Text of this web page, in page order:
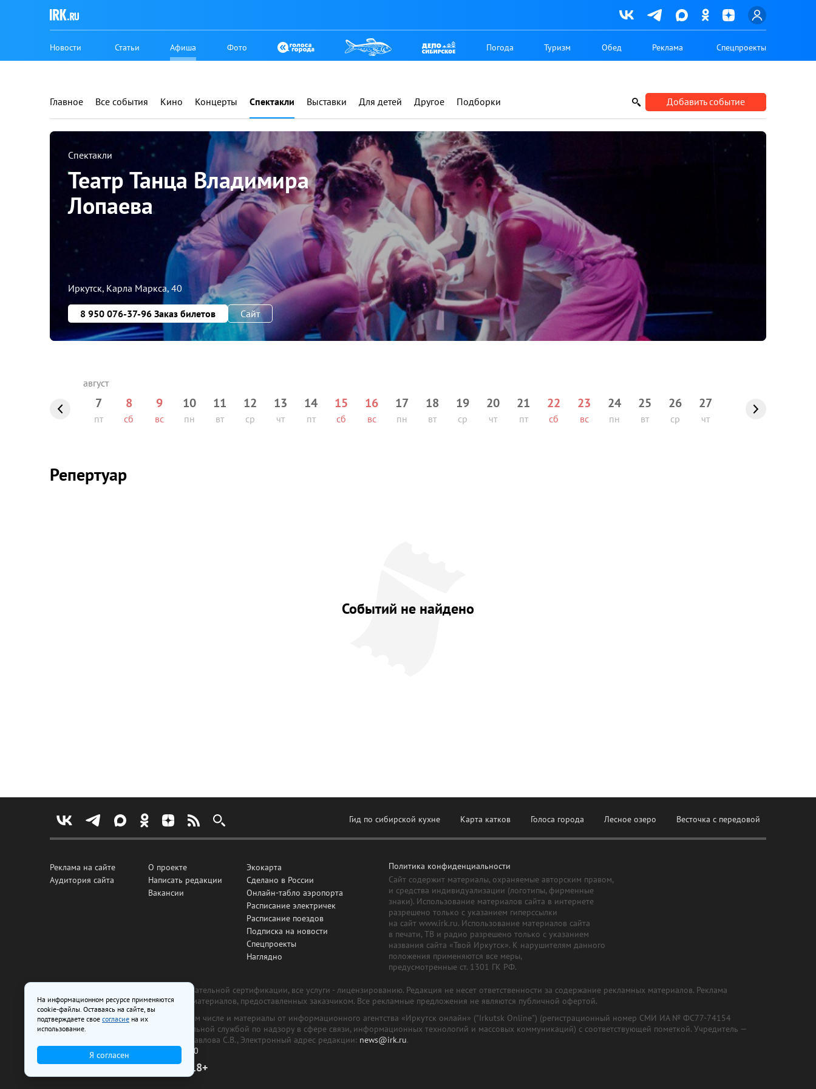
Новости Статьи Афиша Фото Погода Туризм Обед Реклама Спецпроекты
Главное Все события Кино Концерты Спектакли Выставки Для детей Другое Подборки Добавить событие
Спектакли
Театр Танца Владимира
Лопаева
Иркутск, Карла Маркса, 40
8 950 076-37-96 Заказ билетов Сайт
7
пт
8
сб
9
вс
10
пн
11
вт
12
ср
13
чт
14
пт
15
сб
16
вс
17
пн
18
вт
19
ср
20
чт
21
пт
22
сб
23
вс
24
пн
25
вт
26
ср
27
чт
Репертуар
Событий не найдено
Гид по сибирской кухне Карта катков Голоса города Лесное озеро Весточка с передовой
Реклама на сайте
Аудитория сайта
О проекте
Написать редакции
Вакансии
Экокарта
Сделано в России
Онлайн-табло аэропорта
Расписание электричек
Расписание поездов
Подписка на новости
Спецпроекты
Наглядно
Политика конфиденциальности
Сайт содержит материалы, охраняемые авторским правом,
и средства индивидуализации (логотипы, фирменные
знаки). Использование материалов сайта в интернете
разрешено только с указанием гиперссылки
на сайт www.irk.ru. Использование материалов сайта
в печати, ТВ и радио разрешено только с указанием
названия сайта «Твой Иркутск». К нарушителям данного
положения применяются все меры,
предусмотренные ст. 1301 ГК РФ.
Все рекламные товары подлежат обязательной сертификации, все услуги - лицензированию. Редакция не несет ответственности за содержание рекламных материалов. Реклама
изготовлена и размещена на основе материалов, предоставленных заказчиком. Все рекламные предложения не являются публичной офертой.
На сайте www.irk.ru размещаются в том числе и материалы от информационного агентства «Иркутск онлайн» ("Irkutsk Online") (регистрационный номер СМИ ИА № ФС77-74154
от 29 октября 2018 г., выдан Федеральной службой по надзору в сфере связи, информационных технологий и массовых коммуникаций) с соответствующей пометкой. Учредитель —
ООО «Ирк.ру». Главный редактор — Павлова С.В., Электронный адрес редакции: news@irk.ru.
Телефон редакции:
+7 (3952) 48-88-50
18+
На информационном ресурсе применяются
cookie-файлы. Оставаясь на сайте, вы
подтверждаете свое согласие на их
использование.
Я согласен